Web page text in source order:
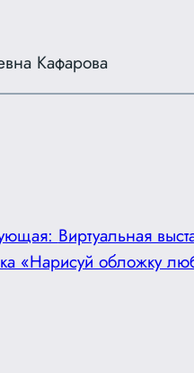
Кафарова
Виртуальная
«Нарисуй обложку